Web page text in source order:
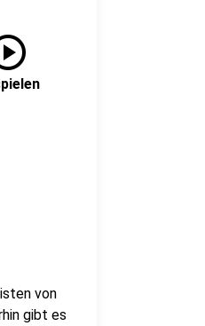
von
gibt es